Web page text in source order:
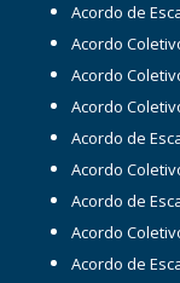
Acordo de
Acordo
Acordo
Acordo
Acordo de
Acordo
Acordo de
Acordo
Acordo de